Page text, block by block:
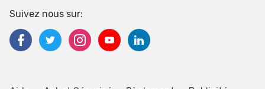
Suivez nous sur: